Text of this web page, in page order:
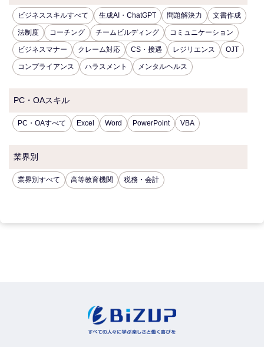
ビジネススキルすべて 生成AI・ChatGPT 問題解決力 文書作成
法制度 コーチング チームビルディング コミュニケーション
ビジネスマナー クレーム対応 CS・接遇 レジリエンス OJT
コンプライアンス ハラスメント メンタルヘルス
PC・OAスキル
PC・OAすべて Excel Word PowerPoint VBA
業界別
業界別すべて 高等教育機関 税務・会計